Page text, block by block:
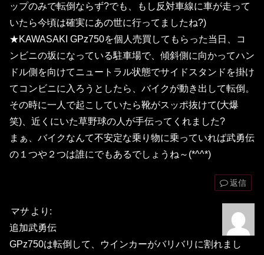
ップのみで転倒ならず?でも、もし反対車線に車が走って
いたら今頃は確実にあの世に行ってましたね?)
★KAWASAKI GPz750を個人売買してもらった当日、コ
ンビニの坂になっている駐車場で、傾斜側に向かってハン
ドル側を向けてニュートラル状態でサイドスタンドを掛け
てコンビニに入ろうとしたら、バイクが動き出して転倒。
その時に一人で起こしていたら靴がスッポ抜けて(大爆
笑)、近くにいた草野球の人が手伝ってくれました?
まぁ、バイクなんて不安定な乗り物に乗っていれば武勇伝
の１つや２つは誰にでもあるでしょうね～(*^^*)
返信
マサ より:
追加武勇伝
GPz750は転倒して、ウインカーがバリバリに割れまし